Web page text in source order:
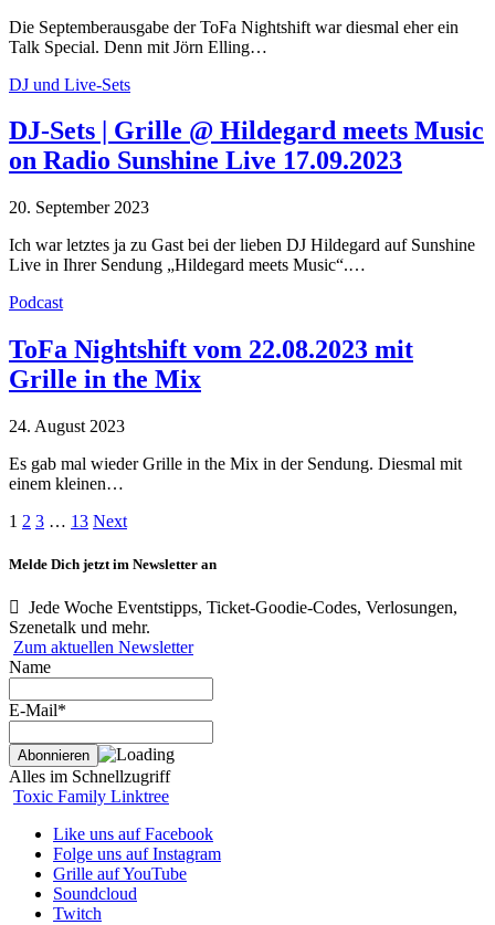
Die Septemberausgabe der ToFa Nightshift war diesmal eher ein
Talk Special. Denn mit Jörn Elling…
DJ und Live-Sets
DJ-Sets | Grille @ Hildegard meets Music
on Radio Sunshine Live 17.09.2023
20. September 2023
Ich war letztes ja zu Gast bei der lieben DJ Hildegard auf Sunshine
Live in Ihrer Sendung „Hildegard meets Music“.…
Podcast
ToFa Nightshift vom 22.08.2023 mit
Grille in the Mix
24. August 2023
Es gab mal wieder Grille in the Mix in der Sendung. Diesmal mit
einem kleinen…
1 2 3 … 13 Next
Melde Dich jetzt im Newsletter an
Jede Woche Eventstipps, Ticket-Goodie-Codes, Verlosungen,
Szenetalk und mehr.
Zum aktuellen Newsletter
Name
E-Mail*
Alles im Schnellzugriff
Toxic Family Linktree
Like uns auf Facebook
Folge uns auf Instagram
Grille auf YouTube
Soundcloud
Twitch